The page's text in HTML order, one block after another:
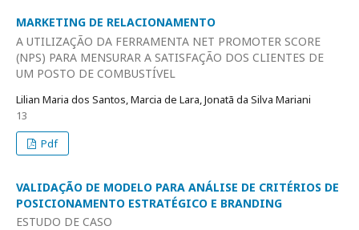
MARKETING DE RELACIONAMENTO
A UTILIZAÇÃO DA FERRAMENTA NET PROMOTER SCORE
(NPS) PARA MENSURAR A SATISFAÇÃO DOS CLIENTES DE
UM POSTO DE COMBUSTÍVEL
Lilian Maria dos Santos, Marcia de Lara, Jonatã da Silva Mariani
13
Pdf
VALIDAÇÃO DE MODELO PARA ANÁLISE DE CRITÉRIOS DE
POSICIONAMENTO ESTRATÉGICO E BRANDING
ESTUDO DE CASO